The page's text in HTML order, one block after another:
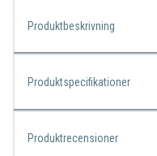
Produktbeskrivning
Produktspecifikationer
Produktrecensioner